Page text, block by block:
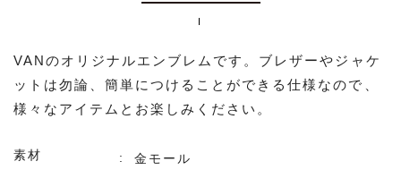
VANのオリジナルエンブレムです。ブレザーやジャケ
ットは勿論、簡単につけることができる仕様なので、
様々なアイテムとお楽しみください。
素材 金モール